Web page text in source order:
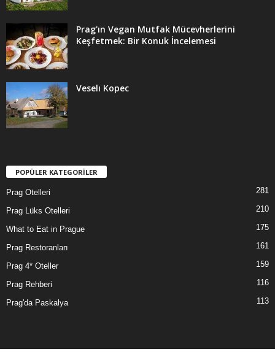
Prag'ın Vegan Mutfak Mücevherlerini
Keşfetmek: Bir Konuk İncelemesi
Veselı Kopec
POPÜLER KATEGORİLER
Prag Otelleri 281
Prag Lüks Otelleri 210
What to Eat in Prague 175
Prag Restoranları 161
Prag 4* Oteller 159
Prag Rehberi 116
Prag'da Paskalya 113